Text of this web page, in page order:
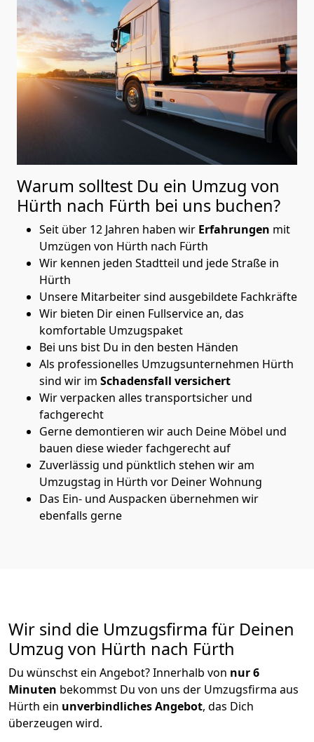
Warum solltest Du ein Umzug von
Hürth nach Fürth bei uns buchen?
Seit über 12 Jahren haben wir Erfahrungen mit
Umzügen von Hürth nach Fürth
Wir kennen jeden Stadtteil und jede Straße in
Hürth
Unsere Mitarbeiter sind ausgebildete Fachkräfte
Wir bieten Dir einen Fullservice an, das
komfortable Umzugspaket
Bei uns bist Du in den besten Händen
Als professionelles Umzugsunternehmen Hürth
sind wir im Schadensfall versichert
Wir verpacken alles transportsicher und
fachgerecht
Gerne demontieren wir auch Deine Möbel und
bauen diese wieder fachgerecht auf
Zuverlässig und pünktlich stehen wir am
Umzugstag in Hürth vor Deiner Wohnung
Das Ein- und Auspacken übernehmen wir
ebenfalls gerne
Wir sind die Umzugsfirma für Deinen
Umzug von Hürth nach Fürth
Du wünschst ein Angebot? Innerhalb von nur 6
Minuten bekommst Du von uns der Umzugsfirma aus
Hürth ein unverbindliches Angebot, das Dich
überzeugen wird.